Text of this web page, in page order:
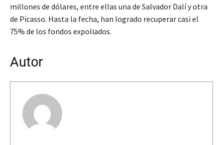
millones de dólares, entre ellas una de Salvador Dalí y otra
de Picasso. Hasta la fecha, han logrado recuperar casi el
75% de los fondos expoliados.
Autor